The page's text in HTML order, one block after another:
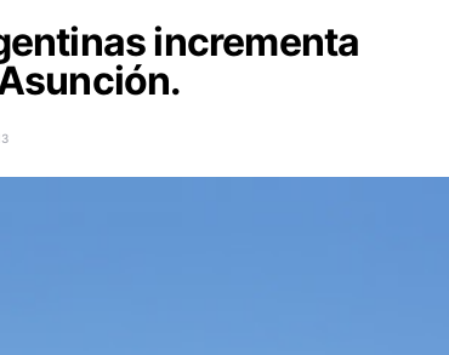
incrementa